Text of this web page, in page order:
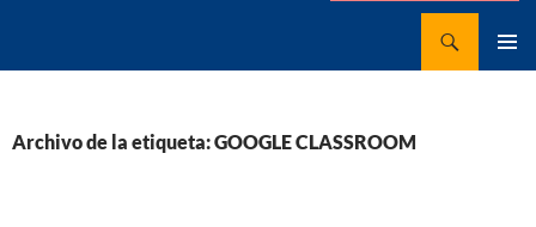
Archivo de la etiqueta: GOOGLE CLASSROOM